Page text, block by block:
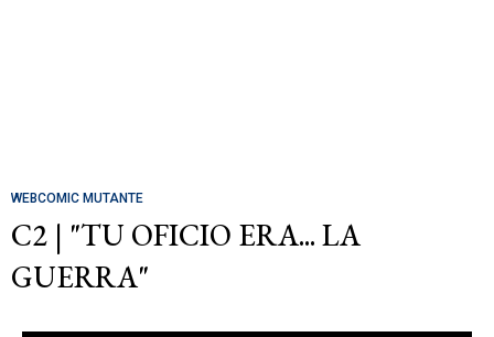
WEBCOMIC MUTANTE
C2 | "TU OFICIO ERA... LA
GUERRA"